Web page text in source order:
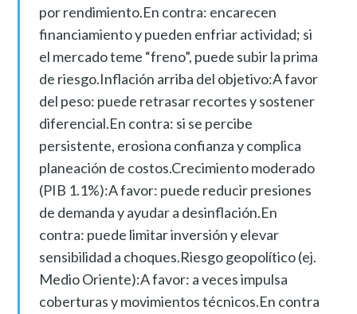
por rendimiento.En contra: encarecen
financiamiento y pueden enfriar actividad; si
el mercado teme “freno”, puede subir la prima
de riesgo.Inflación arriba del objetivo:A favor
del peso: puede retrasar recortes y sostener
diferencial.En contra: si se percibe
persistente, erosiona confianza y complica
planeación de costos.Crecimiento moderado
(PIB 1.1%):A favor: puede reducir presiones
de demanda y ayudar a desinflación.En
contra: puede limitar inversión y elevar
sensibilidad a choques.Riesgo geopolítico (ej.
Medio Oriente):A favor: a veces impulsa
coberturas y movimientos técnicos.En contra